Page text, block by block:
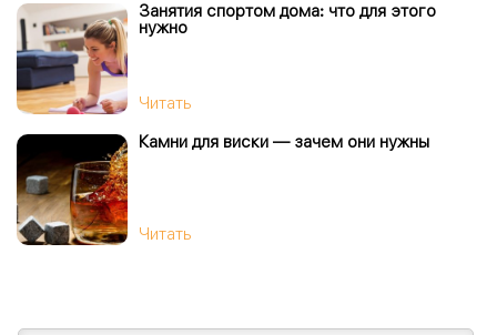
Занятия спортом дома: что для этого
нужно
Читать
Камни для виски — зачем они нужны
Читать